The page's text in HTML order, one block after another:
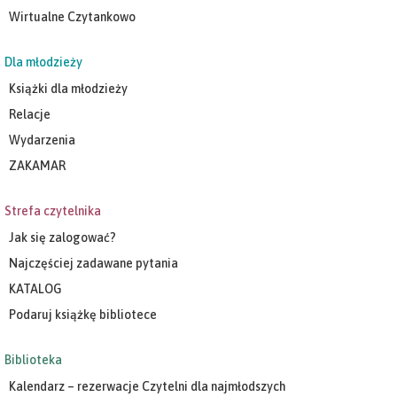
Wirtualne Czytankowo
Dla młodzieży
Książki dla młodzieży
Relacje
Wydarzenia
ZAKAMAR
Strefa czytelnika
Jak się zalogować?
Najczęściej zadawane pytania
KATALOG
Podaruj książkę bibliotece
Biblioteka
Kalendarz – rezerwacje Czytelni dla najmłodszych